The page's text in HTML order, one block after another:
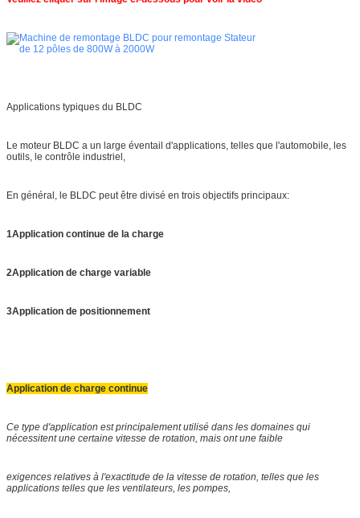
Applications typiques du BLDC
Le moteur BLDC a un large éventail d'applications, telles que l'automobile, les
outils, le contrôle industriel,
En général, le BLDC peut être divisé en trois objectifs principaux:
1Application continue de la charge
2Application de charge variable
3Application de positionnement
Application de charge continue
Ce type d'application est principalement utilisé dans les domaines qui
nécessitent une certaine vitesse de rotation, mais ont une faible
exigences relatives à l'exactitude de la vitesse de rotation, telles que les
applications telles que les ventilateurs, les pompes,